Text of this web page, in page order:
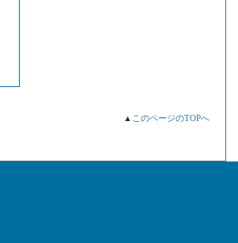
▲ このページのTOPへ